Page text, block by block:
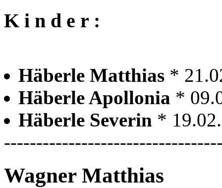
K i n d e r :
Häberle Matthias *
Häberle Apollonia *
Häberle Severin *
Wagner Matthias